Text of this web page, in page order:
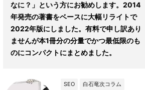
なに？」という方にお勧めします。2014
年発売の著書をベースに大幅リライトで
2022年版にしました。有料で申し訳あり
ませんが本1冊分の分量でかつ最低限のも
のにコンパクトにまとめました。
SEO 白石竜次コラム